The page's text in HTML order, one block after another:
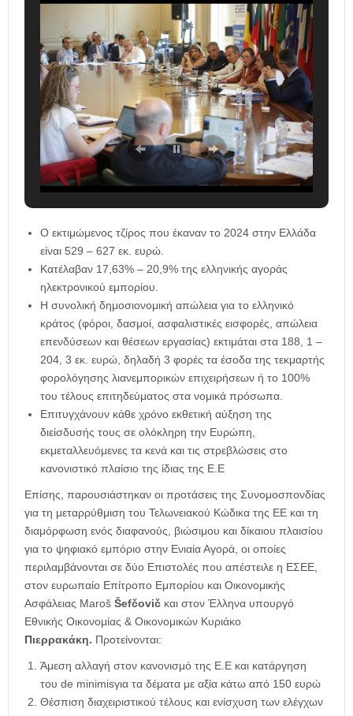
Ο εκτιμώμενος τζίρος που έκαναν το 2024 στην Ελλάδα
είναι 529 – 627 εκ. ευρώ.
Κατέλαβαν 17,63% – 20,9% της ελληνικής αγοράς
ηλεκτρονικού εμπορίου.
Η συνολική δημοσιονομική απώλεια για το ελληνικό
κράτος (φόροι, δασμοί, ασφαλιστικές εισφορές, απώλεια
επενδύσεων και θέσεων εργασίας) εκτιμάται στα 188, 1 –
204, 3 εκ. ευρώ, δηλαδή 3 φορές τα έσοδα της τεκμαρτής
φορολόγησης λιανεμπορικών επιχειρήσεων ή το 100%
του τέλους επιτηδεύματος στα νομικά πρόσωπα.
Επιτυγχάνουν κάθε χρόνο εκθετική αύξηση της
διείσδυσής τους σε ολόκληρη την Ευρώπη,
εκμεταλλευόμενες τα κενά και τις στρεβλώσεις στο
κανονιστικό πλαίσιο της ίδιας της Ε.Ε
Επίσης, παρουσιάστηκαν οι προτάσεις της Συνομοσπονδίας
για τη μεταρρύθμιση του Τελωνειακού Κώδικα της ΕΕ και τη
διαμόρφωση ενός διαφανούς, βιώσιμου και δίκαιου πλαισίου
για το ψηφιακό εμπόριο στην Ενιαία Αγορά, οι οποίες
περιλαμβάνονται σε δύο Επιστολές που απέστειλε η ΕΣΕΕ,
στον ευρωπαίο Επίτροπο Εμπορίου και Οικονομικής
Ασφάλειας Maroš Šefčovič και στον Έλληνα υπουργό
Εθνικής Οικονομίας & Οικονομικών Κυριάκο
Πιερρακάκη. Προτείνονται:
Άμεση αλλαγή στον κανονισμό της Ε.Ε και κατάργηση
του de minimisγια τα δέματα με αξία κάτω από 150 ευρώ
Θέσπιση διαχειριστικού τέλους και ενίσχυση των ελέγχων